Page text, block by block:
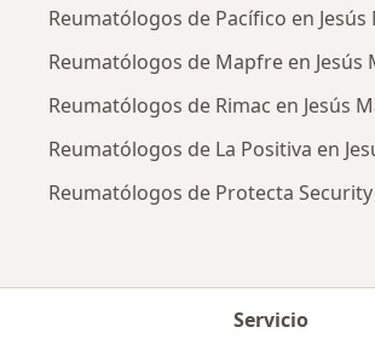
Reumatólogos de Pacífico en Jesús
Reumatólogos de Mapfre en Jesús
Reumatólogos de Rimac en Jesús
Reumatólogos de La Positiva en
Reumatólogos de Protecta Security
Servicio